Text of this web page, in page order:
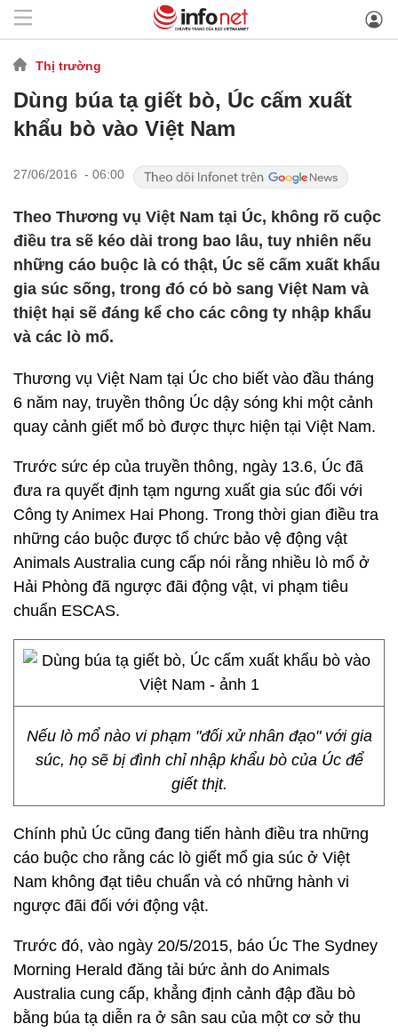
Thị trường
Dùng búa tạ giết bò, Úc cấm xuất
khẩu bò vào Việt Nam
27/06/2016 - 06:00
Theo Thương vụ Việt Nam tại Úc, không rõ cuộc
điều tra sẽ kéo dài trong bao lâu, tuy nhiên nếu
những cáo buộc là có thật, Úc sẽ cấm xuất khẩu
gia súc sống, trong đó có bò sang Việt Nam và
thiệt hại sẽ đáng kể cho các công ty nhập khẩu
và các lò mổ.
Thương vụ Việt Nam tại Úc cho biết vào đầu tháng
6 năm nay, truyền thông Úc dậy sóng khi một cảnh
quay cảnh giết mổ bò được thực hiện tại Việt Nam.
Trước sức ép của truyền thông, ngày 13.6, Úc đã
đưa ra quyết định tạm ngưng xuất gia súc đối với
Công ty Animex Hai Phong. Trong thời gian điều tra
những cáo buộc được tổ chức bảo vệ động vật
Animals Australia cung cấp nói rằng nhiều lò mổ ở
Hải Phòng đã ngược đãi động vật, vi phạm tiêu
chuẩn ESCAS.
Nếu lò mổ nào vi phạm "đối xử nhân đạo" với gia
súc, họ sẽ bị đình chỉ nhập khẩu bò của Úc để
giết thịt.
Chính phủ Úc cũng đang tiến hành điều tra những
cáo buộc cho rằng các lò giết mổ gia súc ở Việt
Nam không đạt tiêu chuẩn và có những hành vi
ngược đãi đối với động vật.
Trước đó, vào ngày 20/5/2015, báo Úc The Sydney
Morning Herald đăng tải bức ảnh do Animals
Australia cung cấp, khẳng định cảnh đập đầu bò
bằng búa tạ diễn ra ở sân sau của một cơ sở thu